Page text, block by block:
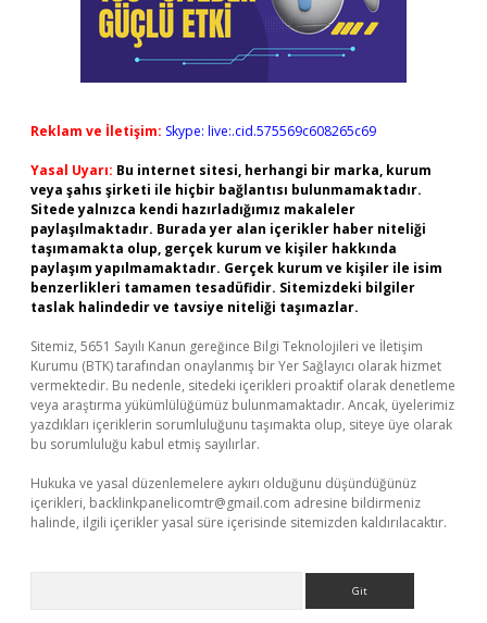
Reklam ve İletişim: Skype: live:.cid.575569c608265c69
Yasal Uyarı: Bu internet sitesi, herhangi bir marka, kurum
veya şahıs şirketi ile hiçbir bağlantısı bulunmamaktadır.
Sitede yalnızca kendi hazırladığımız makaleler
paylaşılmaktadır. Burada yer alan içerikler haber niteliği
taşımamakta olup, gerçek kurum ve kişiler hakkında
paylaşım yapılmamaktadır. Gerçek kurum ve kişiler ile isim
benzerlikleri tamamen tesadüfidir. Sitemizdeki bilgiler
taslak halindedir ve tavsiye niteliği taşımazlar.
Sitemiz, 5651 Sayılı Kanun gereğince Bilgi Teknolojileri ve İletişim
Kurumu (BTK) tarafından onaylanmış bir Yer Sağlayıcı olarak hizmet
vermektedir. Bu nedenle, sitedeki içerikleri proaktif olarak denetleme
veya araştırma yükümlülüğümüz bulunmamaktadır. Ancak, üyelerimiz
yazdıkları içeriklerin sorumluluğunu taşımakta olup, siteye üye olarak
bu sorumluluğu kabul etmiş sayılırlar.
Hukuka ve yasal düzenlemelere aykırı olduğunu düşündüğünüz
içerikleri, backlinkpanelicomtr@gmail.com adresine bildirmeniz
halinde, ilgili içerikler yasal süre içerisinde sitemizden kaldırılacaktır.